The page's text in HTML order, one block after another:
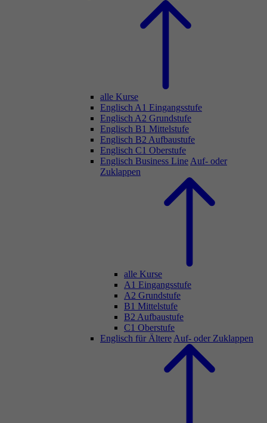
alle Kurse
Englisch A1 Eingangsstufe
Englisch A2 Grundstufe
Englisch B1 Mittelstufe
Englisch B2 Aufbaustufe
Englisch C1 Oberstufe
Englisch Business Line Auf- oder
Zuklappen
alle Kurse
A1 Eingangsstufe
A2 Grundstufe
B1 Mittelstufe
B2 Aufbaustufe
C1 Oberstufe
Englisch für Ältere Auf- oder Zuklappen